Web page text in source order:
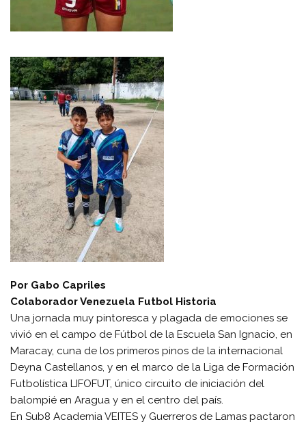
Por Gabo Capriles
Colaborador Venezuela Futbol Historia
Una jornada muy pintoresca y plagada de emociones se
vivió en el campo de Fútbol de la Escuela San Ignacio, en
Maracay, cuna de los primeros pinos de la internacional
Deyna Castellanos, y en el marco de la Liga de Formación
Futbolística LIFOFUT, único circuito de iniciación del
balompié en Aragua y en el centro del país.
En Sub8 Academia VEITES y Guerreros de Lamas pactaron